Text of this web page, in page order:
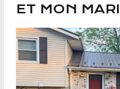
ET MON MARI